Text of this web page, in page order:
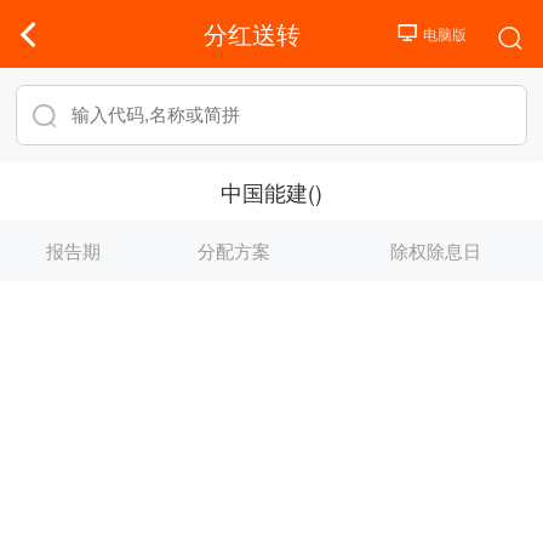
分红送转
中国能建()
报告期 分配方案 除权除息日